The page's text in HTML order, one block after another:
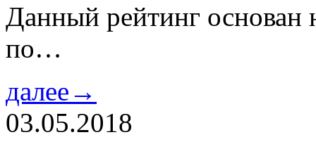
Данный рейтинг основан
по…
далее→
03.05.2018